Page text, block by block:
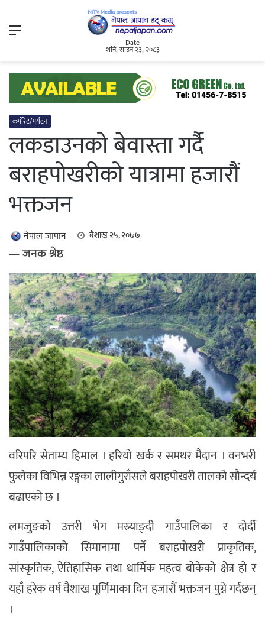
Menu
Date
शनि, साउन २३, २०८३
कर्पोरेट/पर्यटन
लकडाउनको बेवास्ता गर्दै
बराहपोखरीको यात्रामा हजारौं
भक्तजन
नेपाल जापान बैशाख २५, २०७७
— जनक श्रेष्ठ
वरिपरि सेताम्य हिमाल । हरियो खर्क र समथर मैदान । वनभरी
फुलेका विभिन्न रङ्गका लालीगुराँसले बराहपोखरी तालको सौन्दर्य
बढाएको छ ।
लमजुङको उत्तरी भेग मस्र्याङ्दी गाउँपालिका र दोर्दी
गाउँपालिकाको सिमानामा पर्ने बराहपोखरी प्राकृतिक,
सांस्कृतिक, ऐतिहासिक तथा धार्मिक महत्व बोकेको क्षेत्र हो र
यहाँ हरेक वर्ष वैशाख पूर्णिमाका दिन हजारौं भक्तजन पुग्ने गर्दछन्
।